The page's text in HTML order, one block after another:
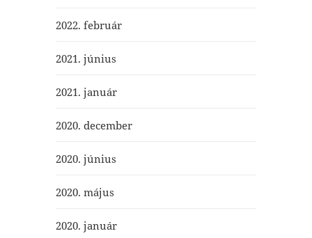
2022. február
2021. június
2021. január
2020. december
2020. június
2020. május
2020. január